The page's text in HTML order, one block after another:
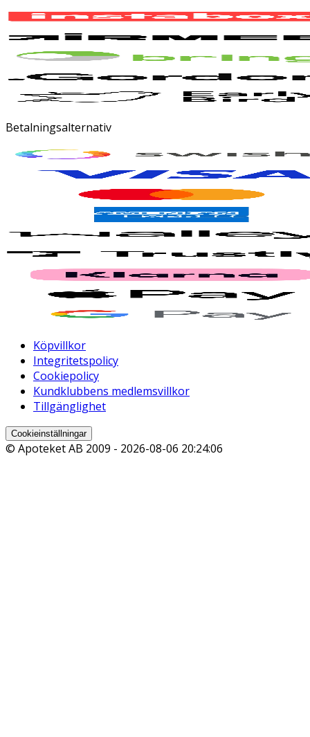
Betalningsalternativ
Köpvillkor
Integritetspolicy
Cookiepolicy
Kundklubbens medlemsvillkor
Tillgänglighet
Cookieinställningar
© Apoteket AB 2009 - 2026-08-06 20:24:06